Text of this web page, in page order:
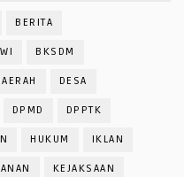
BERITA
BKSDM
DESA
DPMD DPPTK
HUKUM IKLAN
KEJAKSAAN